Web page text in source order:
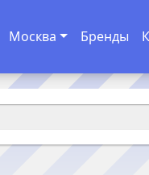
Москва Бренды